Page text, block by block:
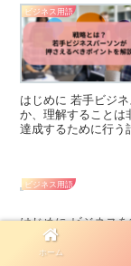
ビジネス用語
はじめに 若手ビジネスパーソンにとって、戦略とはどのようなもの
か、理解することは
達成するために行う
ビジネス用語
はじめに ビジネスを行う上で、どのようにすればより効果的な戦略
を立てることがで
しいデータを元に
ホーム